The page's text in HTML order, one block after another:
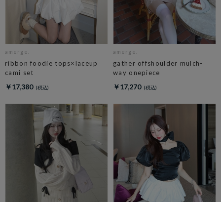
amerge.
ribbon foodie tops×laceup
cami set
￥17,380
amerge.
gather offshoulder mulch-
way onepiece
￥17,270